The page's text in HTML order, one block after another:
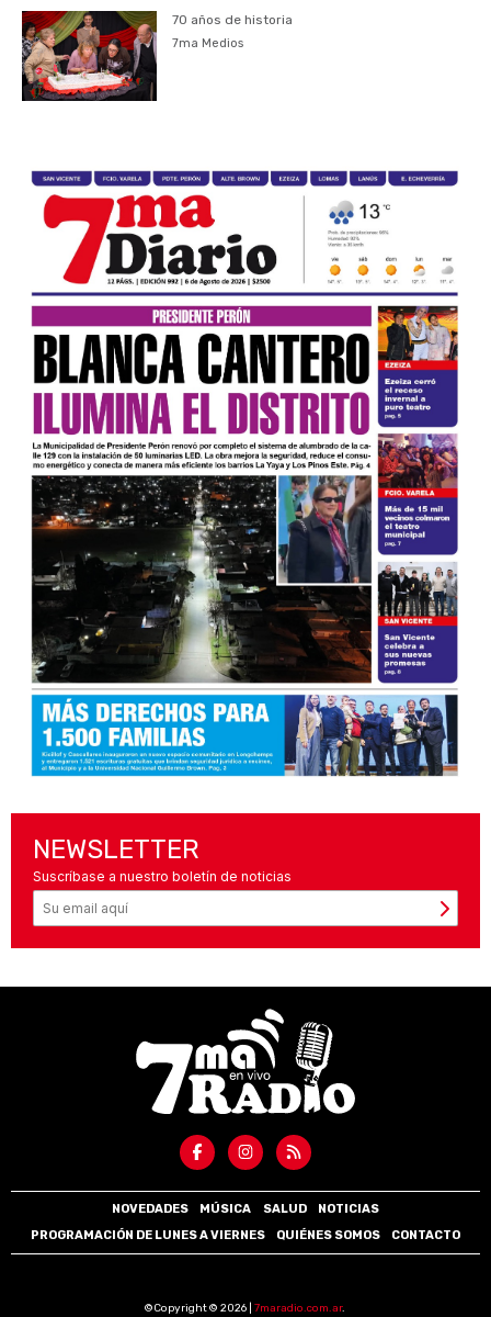
70 años de historia
7ma Medios
NEWSLETTER
Suscríbase a nuestro boletín de noticias
NOVEDADES MÚSICA SALUD
NOTICIAS
PROGRAMACIÓN DE LUNES A VIERNES
QUIÉNES SOMOS CONTACTO
©Copyright © 2026 | 7maradio.com.ar.